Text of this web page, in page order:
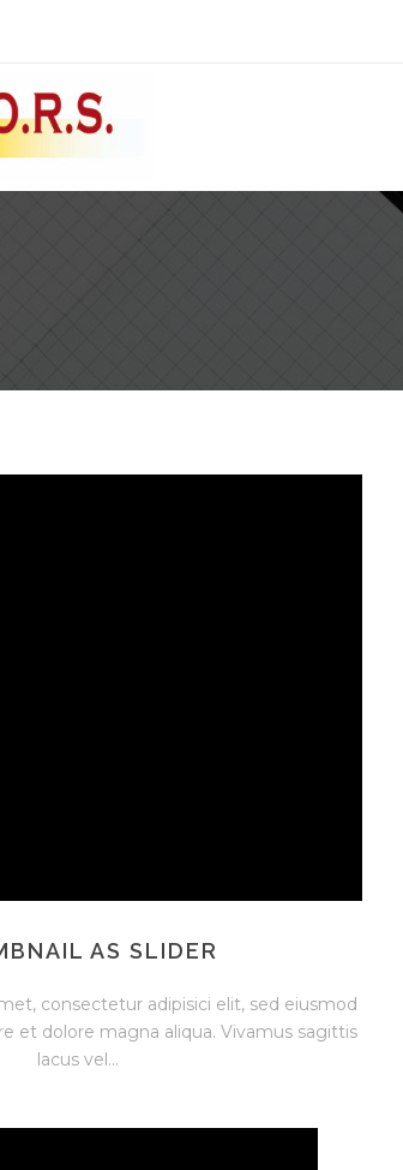
AS SLIDER
consectetur adipisici elit, sed eiusmod
et dolore magna aliqua. Vivamus sagittis
lacus vel...